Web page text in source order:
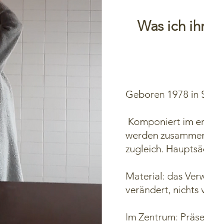
Was ich
Geboren 1978 in
Komponiert im
werden
zugleich.
Material: das
verändert, nichts
Im Zentrum: